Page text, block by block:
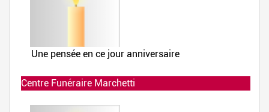
Centre Funéraire Marchetti